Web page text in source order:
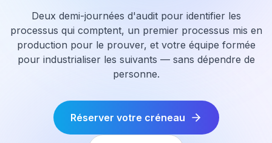
Deux demi-journées d'audit pour identifier les
processus qui comptent, un premier processus mis en
production pour le prouver, et votre équipe formée
pour industrialiser les suivants — sans dépendre de
personne.
Réserver votre créneau